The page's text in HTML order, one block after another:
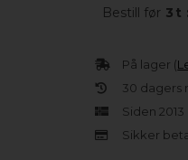
Bestill før 3 t :
På lager (
30 dagers
Siden 2013
Sikker